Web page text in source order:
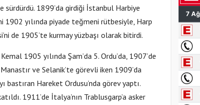
sürdürdü. 1899’da girdiği İstanbul Harbiye
1902 yılında piyade teğmeni rütbesiyle, Harp
de 1905’te kurmay yüzbaşı olarak bitirdi.
1905 yılında Şam’da 5. Ordu’da, 1907’de
ve Selanik’te görevli iken 1909’da
bastıran Hareket Ordusu’nda görev yaptı.
1911’de İtalya’nın Trablusgarp’a asker